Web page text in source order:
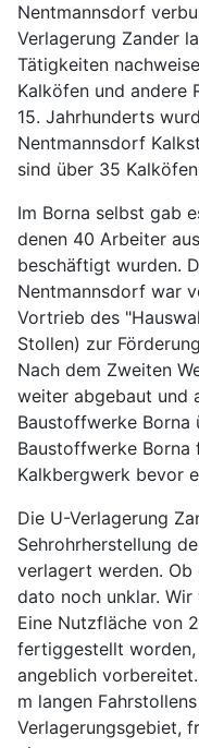
Nentmannsdorf
Verlagerung Zander
Tätigkeiten
Kalköfen und andere
15. Jahrhunderts
Nentmannsdorf
sind über 35
Im Borna selbst gab
denen 40 Arbeiter
beschäftigt wurden.
Nentmannsdorf war
Vortrieb des
Stollen) zur
Nach dem Zweiten
weiter abgebaut und
Baustoffwerke Borna
Baustoffwerke
Kalkbergwerk bevor
Die U-Verlagerung
Sehrohrherstellung
verlagert werden.
dato noch unklar.
Eine Nutzfläche von
fertiggestellt
angeblich
m langen
Verlagerungsgebiet,